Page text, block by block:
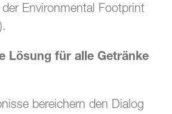
Environmental Footprint
Lösung für alle Getränke
bereichern den Dialog